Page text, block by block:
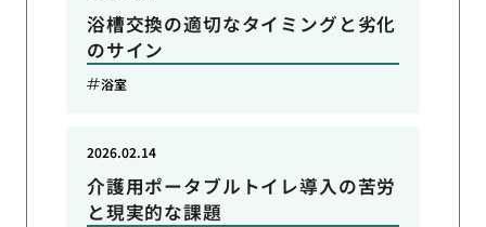
浴槽交換の適切なタイミングと劣化
のサイン
浴室
介護用ポータブルトイレ導入の苦労
と現実的な課題
2026.02.14